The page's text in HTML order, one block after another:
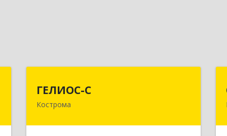
ГЕЛИОС-С
Кострома
156026, Костромская обл, г.о. город